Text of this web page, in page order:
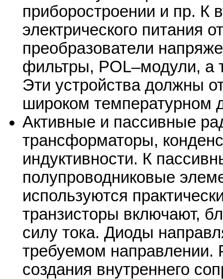
приборостроении и пр. К
электрического питания
преобразователи
фильтры, POL–модули, а
Эти устройства должны
широком температурном
Активные и пассивные
трансформаторы,
индуктивности. К
полупроводниковые
используются
транзисторы включают,
силу тока. Диоды
требуемом направлении.
создания внутреннего